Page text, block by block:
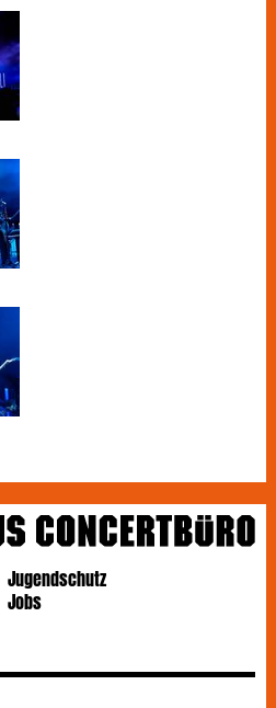
Jugendschutz
Jobs